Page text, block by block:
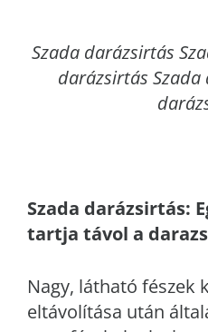
Szadadarázsirtás
darázsirtás
Szada darázsirtás:
tartja távol a
Nagy, látható fészek
eltávolítása után